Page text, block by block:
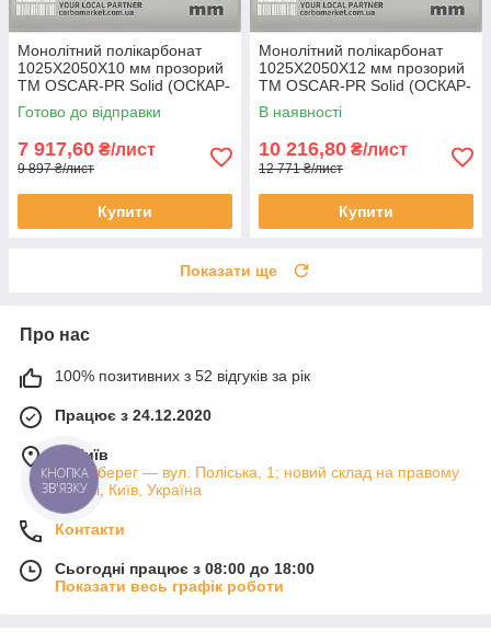
Монолітний полікарбонат
1025Х2050Х10 мм прозорий
TM OSCAR-PR Solid (ОСКАР-
Преміум) Сербія
Готово до відправки
7 917,60 ₴/лист
9 897 ₴/лист
Купити
Монолітний полікарбонат
1025Х2050Х12 мм прозорий
TM OSCAR-PR Solid (ОСКАР-
Преміум) Сербія
В наявності
10 216,80 ₴/лист
12 771 ₴/лист
Купити
Показати ще
Про нас
100% позитивних з 52 відгуків за рік
Працює з 24.12.2020
м. Київ
Лівий берег — вул. Поліська, 1; новий склад на правому
березі, Київ, Україна
Контакти
Сьогодні працює з 08:00 до 18:00
Показати весь графік роботи
КНОПКА
ЗВ'ЯЗКУ